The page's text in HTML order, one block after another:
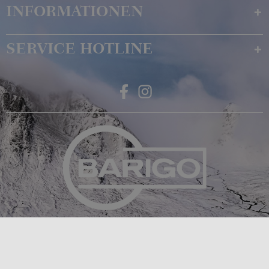
INFORMATIONEN
SERVICE HOTLINE